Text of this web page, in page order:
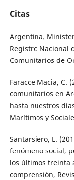
Citas
Argentina.
Registro Nacional
Comunitarios de
Faracce Macia, C.
comunitarios en
hasta nuestros
Marítimos y
Santarsiero, L.
fenómeno social,
los últimos treinta
comprensión,